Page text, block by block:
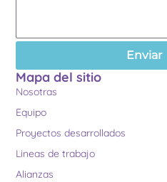
Enviar
Mapa del sitio
Nosotras
Equipo
Proyectos desarrollados
Lineas de trabajo
Alianzas